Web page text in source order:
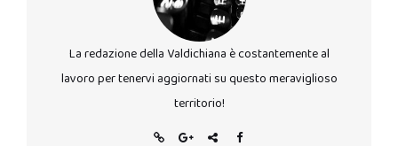
La redazione della Valdichiana è costantemente al
lavoro per tenervi aggiornati su questo meraviglioso
territorio!